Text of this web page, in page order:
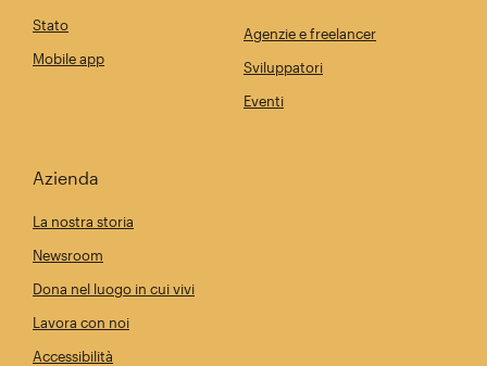
Stato
Mobile app
Agenzie e freelancer
Sviluppatori
Eventi
Azienda
La nostra storia
Newsroom
Dona nel luogo in cui vivi
Lavora con noi
Accessibilità